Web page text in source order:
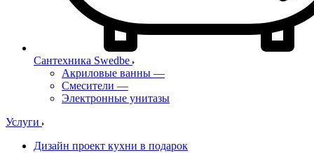
Сантехника Swedbe
Акриловые ванны —
Смесители —
Электронные унитазы
Услуги
Дизайн проект кухни в подарок